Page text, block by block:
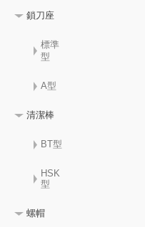
鎖刀座
標準
型
A型
清潔棒
BT型
HSK
型
螺帽